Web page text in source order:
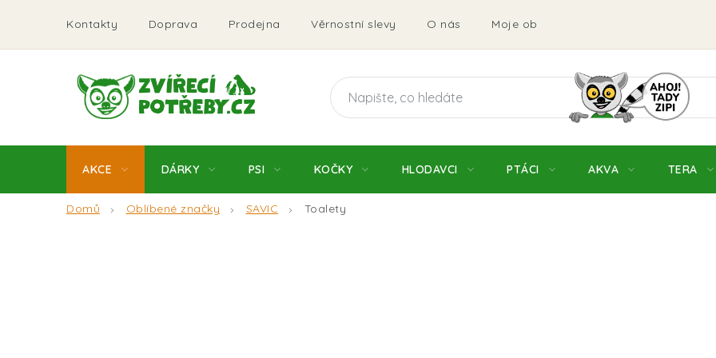
obsah
Kontakty Doprava Prodejna Věrnostní slevy O nás Moje objednávka Obchodní
AKCE DÁRKY PSI KOČKY HLODAVCI PTÁCI AKVA TERA
Domů Oblíbené značky SAVIC Toalety